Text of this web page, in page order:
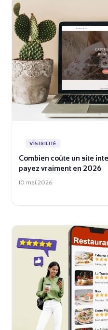
VISIBILITÉ
Combien coûte un site
payez vraiment en 2026
10 mai 2026